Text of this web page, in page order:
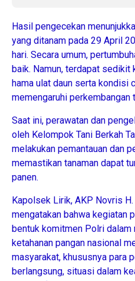
Hasil pengecekan
yang ditanam pada 29 April
hari. Secara umum,
baik. Namun, terdapat sedikit
hama ulat daun serta kondisi
memengaruhi perkembangan
Saat ini, perawatan dan
oleh Kelompok Tani Berkah
melakukan pemantauan dan
memastikan tanaman dapat
panen.
Kapolsek Lirik, AKP Novris H.
mengatakan bahwa kegiatan
bentuk komitmen Polri dalam
ketahanan pangan nasional
masyarakat, khususnya para
berlangsung, situasi dalam